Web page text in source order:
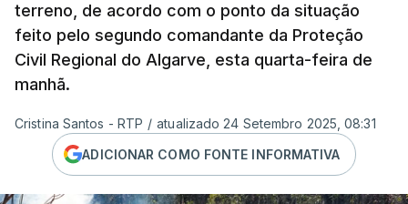
terreno, de acordo com o ponto da situação
feito pelo segundo comandante da Proteção
Civil Regional do Algarve, esta quarta-feira de
manhã.
Cristina Santos - RTP / atualizado 24 Setembro 2025, 08:31
ADICIONAR COMO FONTE INFORMATIVA